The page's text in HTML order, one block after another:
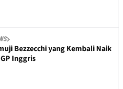
Bezzecchi yang Kembali Naik
Inggris